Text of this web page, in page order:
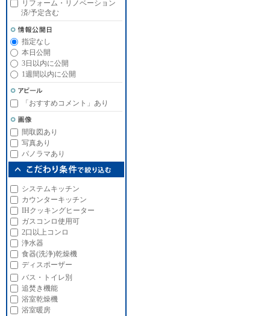
リフォーム・リノベーション
済/予定含む
指定なし
本日公開
3日以内に公開
1週間以内に公開
「おすすめコメント」あり
間取図あり
写真あり
パノラマあり
システムキッチン
カウンターキッチン
IHクッキングヒーター
ガスコンロ使用可
2口以上コンロ
浄水器
食器(洗浄)乾燥機
ディスポーザー
バス・トイレ別
追焚き機能
浴室乾燥機
浴室暖房